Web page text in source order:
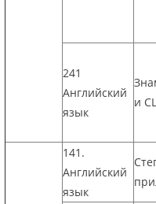
241
Английский
язык
и
141.
Английский
язык